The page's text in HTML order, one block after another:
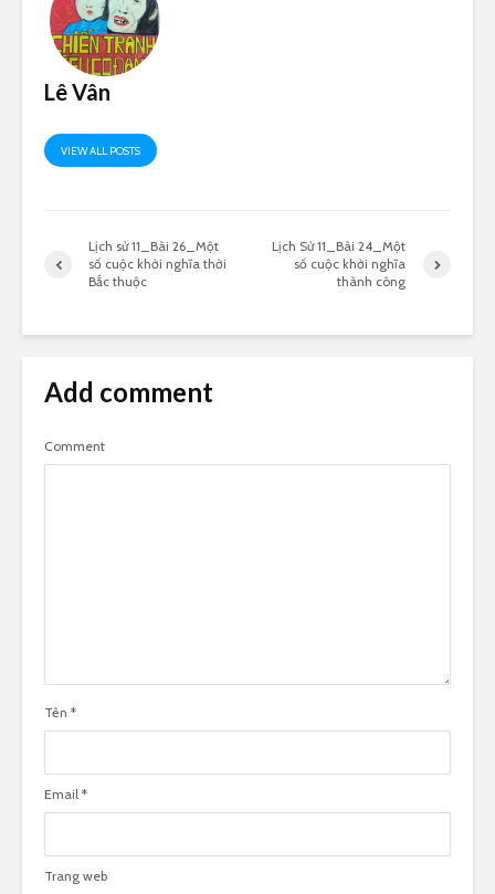
Lê Vân
VIEW ALL POSTS
Lịch sử 11_Bài 26_Một
số cuộc khởi nghĩa thời
Bắc thuộc
Lịch Sử 11_Bài 24_Một
số cuộc khởi nghĩa
thành công
Add comment
Comment
Tên *
Email *
Trang web